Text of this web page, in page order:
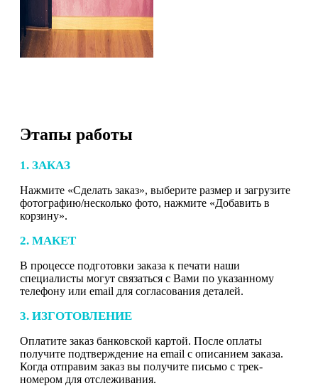
Этапы работы
1. ЗАКАЗ
Нажмите «Сделать заказ», выберите размер и загрузите
фотографию/несколько фото, нажмите «Добавить в
корзину».
2. МАКЕТ
В процессе подготовки заказа к печати наши
специалисты могут связаться с Вами по указанному
телефону или email для согласования деталей.
3. ИЗГОТОВЛЕНИЕ
Оплатите заказ банковской картой. После оплаты
получите подтверждение на email с описанием заказа.
Когда отправим заказ вы получите письмо с трек-
номером для отслеживания.